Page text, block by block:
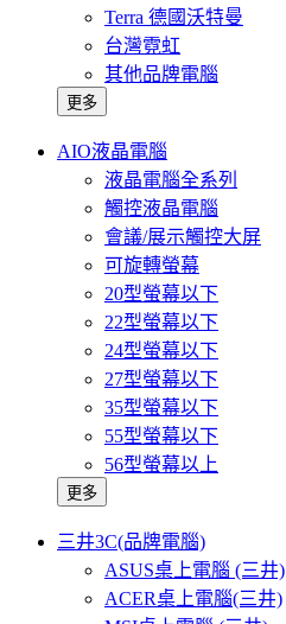
Terra 德國沃特曼
台灣霓虹
其他品牌電腦
更多
AIO液晶電腦
液晶電腦全系列
觸控液晶電腦
會議/展示觸控大屏
可旋轉螢幕
20型螢幕以下
22型螢幕以下
24型螢幕以下
27型螢幕以下
35型螢幕以下
55型螢幕以下
56型螢幕以上
更多
三井3C(品牌電腦)
ASUS桌上電腦 (三井)
ACER桌上電腦(三井)